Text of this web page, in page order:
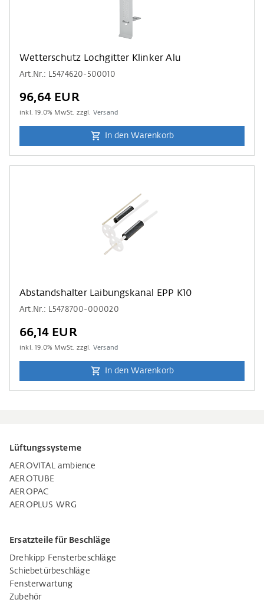
Wetterschutz Lochgitter Klinker Alu
Art.Nr.: L5474620-500010
96,64 EUR
inkl.19.0% MwSt. zzgl. Versand
In den Warenkorb
Abstandshalter Laibungskanal EPP K10
Art.Nr.: L5478700-000020
66,14 EUR
inkl.19.0% MwSt. zzgl. Versand
In den Warenkorb
Lüftungssysteme
AEROVITAL ambience
AEROTUBE
AEROPAC
AEROPLUS WRG
Ersatzteile für Beschläge
Drehkipp Fensterbeschläge
Schiebetürbeschläge
Fensterwartung
Zubehör